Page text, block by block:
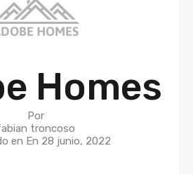
Homes
Por
troncoso
en En 28 junio, 2022